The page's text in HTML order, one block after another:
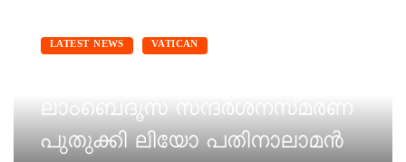
LATEST NEWS VATICAN
ലാംബെദൂസ സന്ദര്‍ശനസ്മരണ
പുതുക്കി ലിയോ പതിനാലാമന്‍